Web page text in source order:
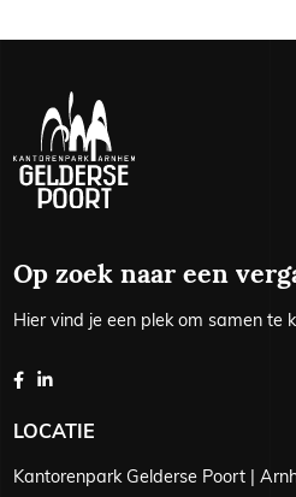
Op zoek naar een
Hier vind je een plek om samen te
LOCATIE
Kantorenpark Gelderse Poort |